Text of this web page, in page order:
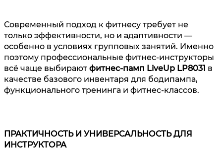
Современный подход к фитнесу требует не
только эффективности, но и адаптивности —
особенно в условиях групповых занятий. Именно
поэтому профессиональные фитнес-инструкторы
всё чаще выбирают фитнес-памп LiveUp LP8031 в
качестве базового инвентаря для бодипампа,
функционального тренинга и фитнес-классов.
ПРАКТИЧНОСТЬ И УНИВЕРСАЛЬНОСТЬ ДЛЯ
ИНСТРУКТОРА